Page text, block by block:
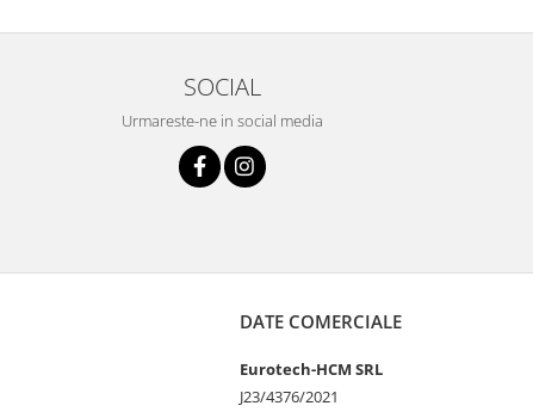
SOCIAL
Urmareste-ne in social media
DATE COMERCIALE
Eurotech-HCM SRL
J23/4376/2021